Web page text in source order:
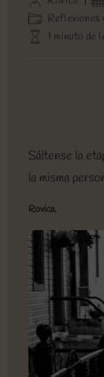
de
la
entrada:
la
Categoría
de
la
Reflexiones
Tiempo1 minuto de
Sáltense la
la misma
Rovica.